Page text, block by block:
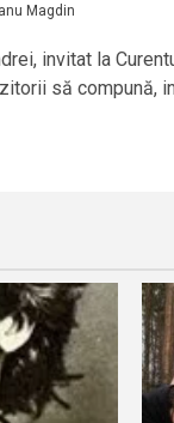
Magdin
invitat la
să compună,